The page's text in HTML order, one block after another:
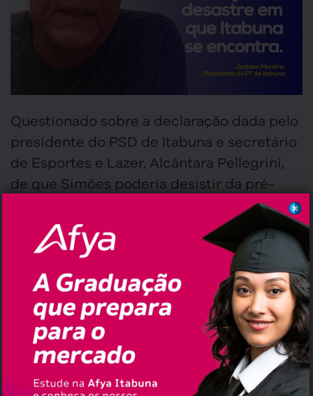
Questionado sobre a declaração dada pelo
presidente do PSD de Itabuna e secretário
de Esportes e Lazer, Alcântara Pellegrini,
de que Simões poderia desistir da pré-
candidatura para apoiar Augusto, Jackson
foi enfático: 📌
“[Chance] é zero! A
necessidade da candidatura de Geraldo é
em função do desastre em que Itabuna se
encontra, onde nada funciona. Essa
situação atual da cidade é que leva
Geraldo a manter a pré-candidatura”.
Em entrevista à TVI, Pellegrini disse,
também, que a Direção Nacional do